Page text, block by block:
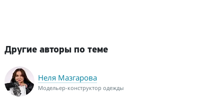
Другие авторы по теме
Неля Мазгарова
Модельер-конструктор одежды